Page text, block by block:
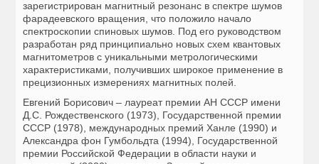
зарегистрирован магнитный резонанс в спектре шумов
фарадеевского вращения, что положило начало
спектроскопии спиновых шумов. Под его руководством
разработан ряд принципиально новых схем квантовых
магнитометров с уникальными метрологическими
характеристиками, получивших широкое применение в
прецизионных измерениях магнитных полей.
Евгений Борисович – лауреат премии АН СССР имени
Д.С. Рождественского (1973), Государственной премии
СССР (1978), международных премий Ханле (1990) и
Александра фон Гумбольдта (1994), Государственной
премии Российской Федерации в области науки и